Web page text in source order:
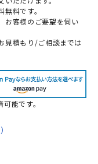
料です。
お客様のご要望を伺い
見積もり/ご相談までは
能です。